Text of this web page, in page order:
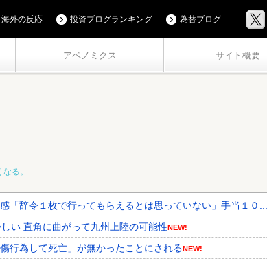
アベノミクス サイト概要
海外の反応 投資ブログランキング 為替ブログ
る。
「辞令１枚で行ってもらえるとは思っていない」手当１０...
い 直角に曲がって九州上陸の可能性NEW!
行為して死亡」が無かったことにされるNEW!